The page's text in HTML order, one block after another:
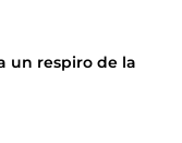
un respiro de la